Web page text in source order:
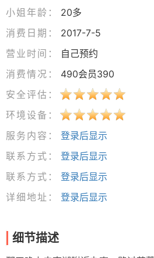
小姐年龄：
20多
消费日期：
2017-7-5
营业时间：
自己预约
消费情况：
490会员390
安全评估：
环境设备：
服务内容：
登录后显示
联系方式：
登录后显示
联系方式：
登录后显示
详细地址：
登录后显示
细节描述